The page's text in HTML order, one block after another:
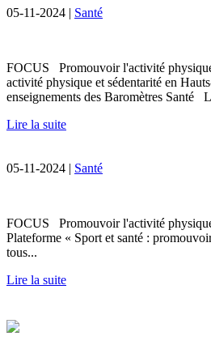
05-11-2024 | Santé
FOCUS Promouvoir l'activité
activité physique et sédentarité en
enseignements des Baromètres Santé
Lire la suite
05-11-2024 | Santé
FOCUS Promouvoir l'activité
Plateforme « Sport et santé :
tous...
Lire la suite